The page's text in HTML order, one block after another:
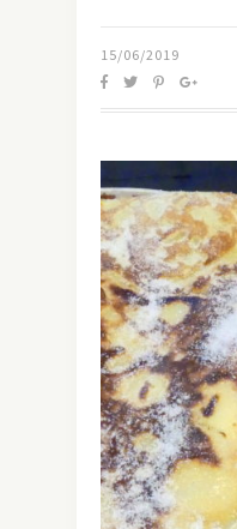
15/06/2019